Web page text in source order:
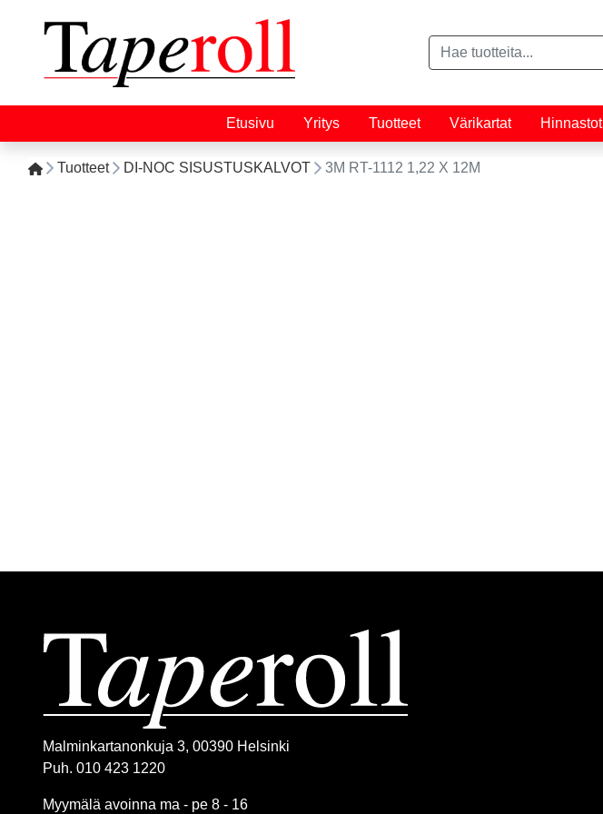
Etusivu Yritys Tuotteet Värikartat Hinnastot
Tuotteet DI-NOC SISUSTUSKALVOT 3M RT-1112 1,22 X 12M
Malminkartanonkuja 3, 00390 Helsinki
Puh. 010 423 1220
Myymälä avoinna ma - pe 8 - 16